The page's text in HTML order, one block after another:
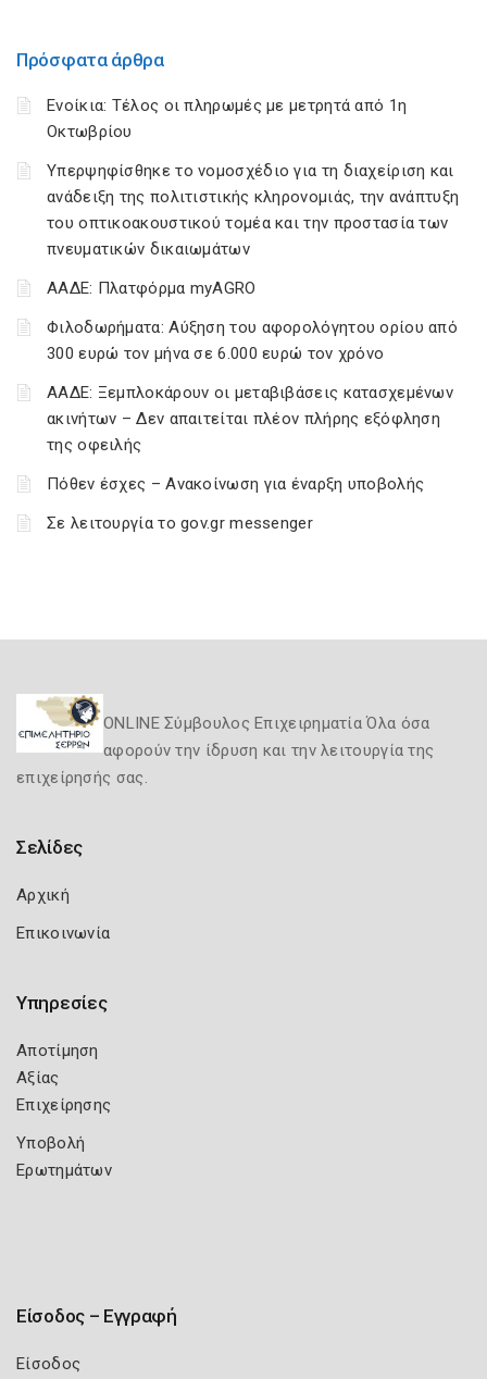
Πρόσφατα άρθρα
Ενοίκια: Τέλος οι πληρωμές με μετρητά από 1η
Οκτωβρίου
Υπερψηφίσθηκε το νομοσχέδιο για τη διαχείριση και
ανάδειξη της πολιτιστικής κληρονομιάς, την ανάπτυξη
του οπτικοακουστικού τομέα και την προστασία των
πνευματικών δικαιωμάτων
ΑΑΔΕ: Πλατφόρμα myAGRO
Φιλοδωρήματα: Αύξηση του αφορολόγητου ορίου από
300 ευρώ τον μήνα σε 6.000 ευρώ τον χρόνο
ΑΑΔΕ: Ξεμπλοκάρουν οι μεταβιβάσεις κατασχεμένων
ακινήτων – Δεν απαιτείται πλέον πλήρης εξόφληση
της οφειλής
Πόθεν έσχες – Ανακοίνωση για έναρξη υποβολής
Σε λειτουργία το gov.gr messenger
ONLINE Σύμβουλος Επιχειρηματία Όλα όσα
αφορούν την ίδρυση και την λειτουργία της
επιχείρησής σας.
Σελίδες
Αρχική
Επικοινωνία
Υπηρεσίες
Αποτίμηση
Αξίας
Επιχείρησης
Υποβολή
Ερωτημάτων
Είσοδος – Εγγραφή
Είσοδος